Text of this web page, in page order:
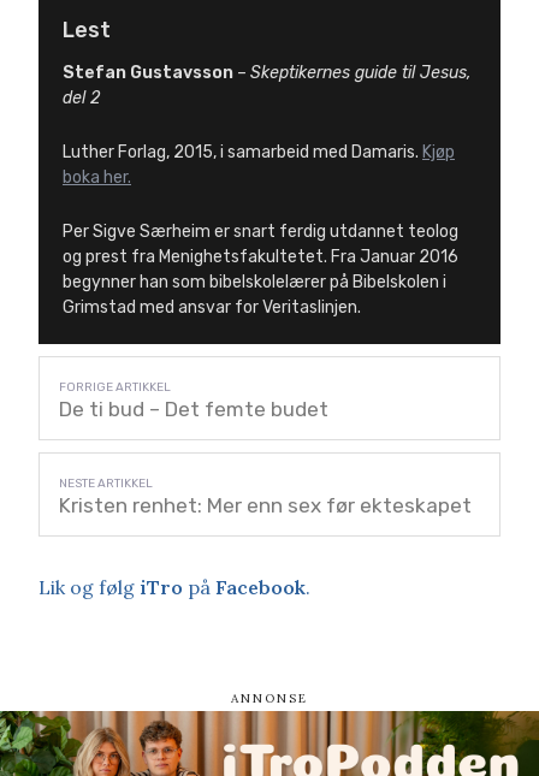
Lest
Stefan Gustavsson – Skeptikernes guide til Jesus,
del 2
Luther Forlag, 2015, i samarbeid med Damaris. Kjøp
boka her.
Per Sigve Særheim er snart ferdig utdannet teolog
og prest fra Menighetsfakultetet. Fra Januar 2016
begynner han som bibelskolelærer på Bibelskolen i
Grimstad med ansvar for Veritaslinjen.
De ti bud – Det femte budet
Kristen renhet: Mer enn sex før ekteskapet
Lik og følg iTro på Facebook.